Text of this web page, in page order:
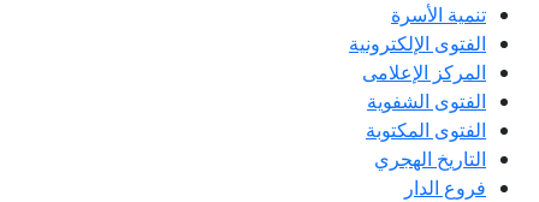
تنمية الأسرة
الفتوى الإلكترونية
المركز الإعلامى
الفتوى الشفوية
الفتوى المكتوبة
التاريخ الهجري
فروع الدار